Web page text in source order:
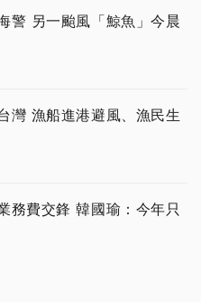
警 另一颱風「鯨魚」今晨
灣 漁船進港避風、漁民生
務費交鋒 韓國瑜：今年只